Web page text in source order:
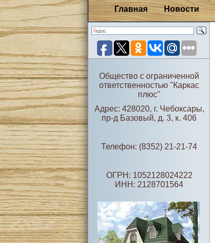
Новости
Главная
Общество с ограниченной
ответственностью "Каркас
плюс"
Адрес: 428020, г. Чебоксары,
пр-д Базовый, д. 3, к. 406
Телефон: (8352) 21-21-74
ОГРН: 1052128024222
ИНН: 2128701564